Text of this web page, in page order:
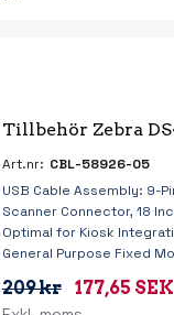
Tillbehör Zebra
Art.nr: CBL-58926-05
USB Cable Assembly: 9-
Scanner Connector, 18
Optimal for Kiosk
General Purpose Fixed
209 kr 177,65 SEK